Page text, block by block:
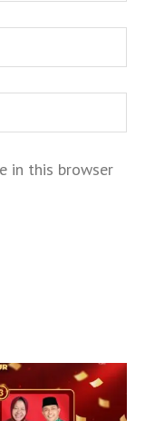
in this browser